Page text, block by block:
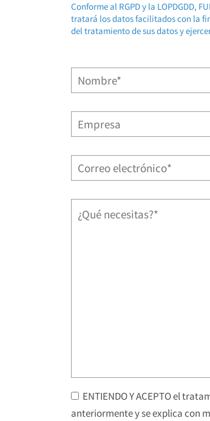
Conforme al RGPD y la LOPDGDD,
tratará los datos facilitados con la
del tratamiento de sus datos y
ENTIENDO Y ACEPTO el
anteriormente y se explica con